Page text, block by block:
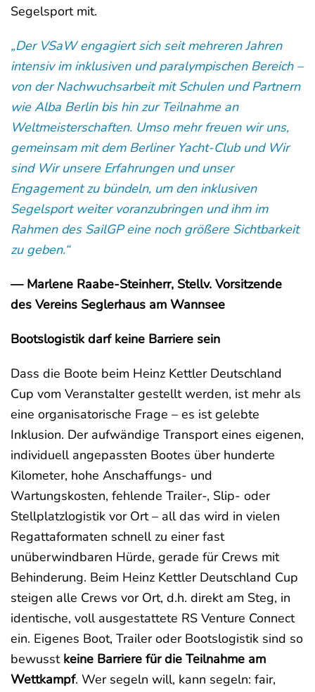
Segelsport mit.
„Der VSaW engagiert sich seit mehreren Jahren
intensiv im inklusiven und paralympischen Bereich –
von der Nachwuchsarbeit mit Schulen und Partnern
wie Alba Berlin bis hin zur Teilnahme an
Weltmeisterschaften. Umso mehr freuen wir uns,
gemeinsam mit dem Berliner Yacht-Club und Wir
sind Wir unsere Erfahrungen und unser
Engagement zu bündeln, um den inklusiven
Segelsport weiter voranzubringen und ihm im
Rahmen des SailGP eine noch größere Sichtbarkeit
zu geben.“
— Marlene Raabe-Steinherr, Stellv. Vorsitzende
des Vereins Seglerhaus am Wannsee
Bootslogistik darf keine Barriere sein
Dass die Boote beim Heinz Kettler Deutschland
Cup vom Veranstalter gestellt werden, ist mehr als
eine organisatorische Frage – es ist gelebte
Inklusion. Der aufwändige Transport eines eigenen,
individuell angepassten Bootes über hunderte
Kilometer, hohe Anschaffungs- und
Wartungskosten, fehlende Trailer-, Slip- oder
Stellplatzlogistik vor Ort – all das wird in vielen
Regattaformaten schnell zu einer fast
unüberwindbaren Hürde, gerade für Crews mit
Behinderung. Beim Heinz Kettler Deutschland Cup
steigen alle Crews vor Ort, d.h. direkt am Steg, in
identische, voll ausgestattete RS Venture Connect
ein. Eigenes Boot, Trailer oder Bootslogistik sind so
bewusst keine Barriere für die Teilnahme am
Wettkampf. Wer segeln will, kann segeln: fair,